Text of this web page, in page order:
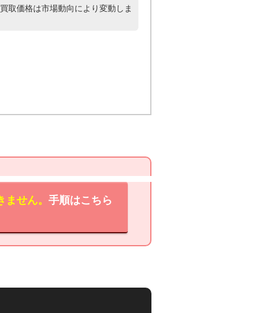
取価格は市場動向により変動しま
せん。 手順はこちら